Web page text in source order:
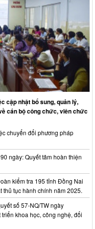
cập nhật bổ sung, quản lý,
cán bộ công chức, viên chức
chuyển đổi phương pháp
ngày: Quyết tâm hoàn thiện
kiểm tra 195 tỉnh Đồng Nai
thủ tục hành chính năm 2025.
số 57-NQ/TW ngày
khoa học, công nghệ, đổi